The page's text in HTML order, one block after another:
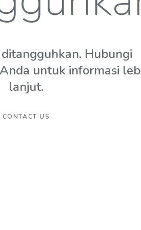
Hubungi
untuk informasi
lanjut.
CONTACT US